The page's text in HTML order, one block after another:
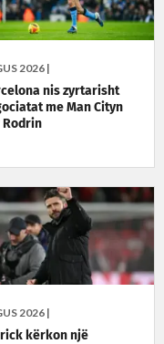
2026 |
nis zyrtarisht
me Man Cityn
Rodrin
2026 |
kërkon një